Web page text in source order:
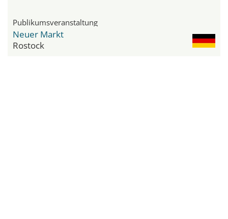
Publikumsveranstaltung
Neuer Markt
Rostock